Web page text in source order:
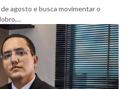
agosto e busca movimentar o